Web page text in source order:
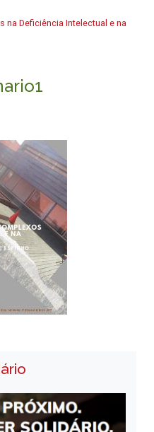
na Deficiência Intelectual e na